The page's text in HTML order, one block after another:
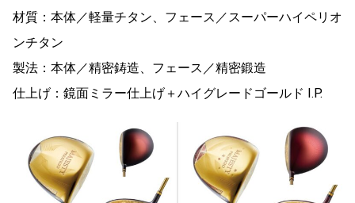
材質：本体／軽量チタン、フェース／スーパーハイペリオ
ンチタン
製法：本体／精密鋳造、フェース／精密鍛造
仕上げ：鏡面ミラー仕上げ＋ハイグレードゴールド I.P.